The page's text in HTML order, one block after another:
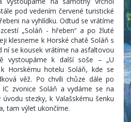
pod vedením červené turistické
na vyhlídku. Odtud se vrátíme
„Soláň - hřeben“ a po žluté
klesneme k Horské chatě Soláň s
ní se kousek vrátíme na asfaltovou
vystoupáme k další soše – „U
Horskému hotelu Soláň, kde se
věž. Po chvíli chůze dále po
zvonice Soláň a vydáme se na
stezky, k Valašskému šenku
tam výlet ukončíme.